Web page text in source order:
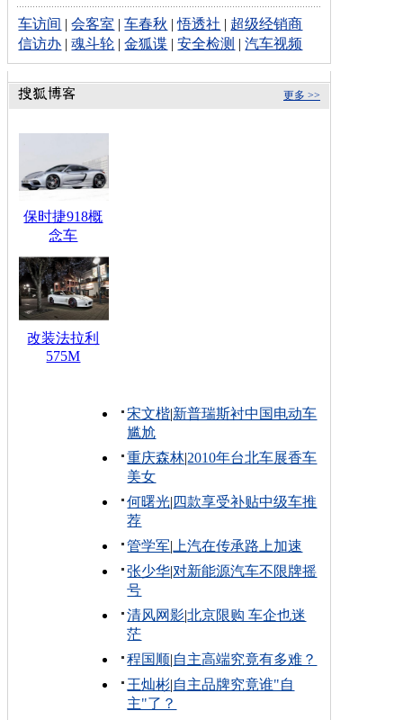
车访间 |会客室 |车春秋 |悟透社 | 超级经销商
信访办 |魂斗轮 |金狐谍 |安全检测 |汽车视频
更多 >>
保时捷918概
念车
改装法拉利
575M
宋文楷|新普瑞斯衬中国电动车
尴尬
重庆森林|2010年台北车展香车
美女
何曙光| 四款享受补贴中级车推
荐
管学军| 上汽在传承路上加速
张少华|对新能源汽车不限牌摇
号
清风网影|北京限购 车企也迷
茫
程国顺|自主高端究竟有多难？
王灿彬|自主品牌究竟谁"自
主"了？